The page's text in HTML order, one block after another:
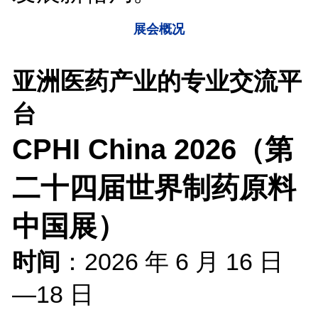
展会概况
亚洲医药产业的专业交流平
台
CPHI China 2026（第
二十四届世界制药原料
中国展）
时间 ：2026 年 6 月 16 日
—18 日